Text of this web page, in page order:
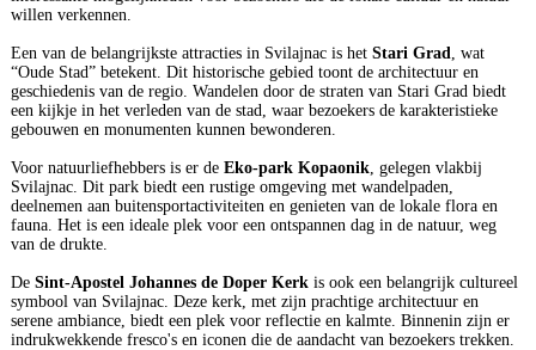
willen verkennen.
Een van de belangrijkste attracties in Svilajnac is het Stari Grad, wat
“Oude Stad” betekent. Dit historische gebied toont de architectuur en
geschiedenis van de regio. Wandelen door de straten van Stari Grad biedt
een kijkje in het verleden van de stad, waar bezoekers de karakteristieke
gebouwen en monumenten kunnen bewonderen.
Voor natuurliefhebbers is er de Eko-park Kopaonik, gelegen vlakbij
Svilajnac. Dit park biedt een rustige omgeving met wandelpaden,
deelnemen aan buitensportactiviteiten en genieten van de lokale flora en
fauna. Het is een ideale plek voor een ontspannen dag in de natuur, weg
van de drukte.
De Sint-Apostel Johannes de Doper Kerkis ook een belangrijk cultureel
symbool van Svilajnac. Deze kerk, met zijn prachtige architectuur en
serene ambiance, biedt een plek voor reflectie en kalmte. Binnenin zijn er
indrukwekkende fresco's en iconen die de aandacht van bezoekers trekken.